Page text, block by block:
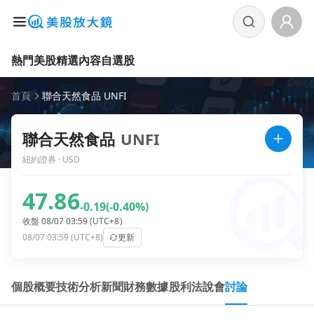
熱門美股精選內容自選股
首頁 聯合天然食品 UNFI
聯合天然食品 UNFI
紐約證券 · USD
47.86-0.19(-0.40%)
收盤 08/07 03:59 (UTC+8)
08/07 03:59 (UTC+8)
更新
個股概要技術分析新聞財務數據股利法說會討論